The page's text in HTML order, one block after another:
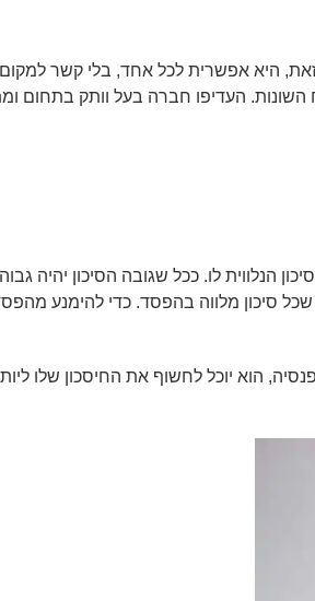
היא אפשרית לכל אחד, בלי קשר
העדיפו חברה בעל וותק בתחום
הנלווית לו. ככל שגובה הסיכון יהיה
שכל סיכון מלווה בהפסד. כדי להימנע
הוא יוכל לחשוף את החיסכון שלו